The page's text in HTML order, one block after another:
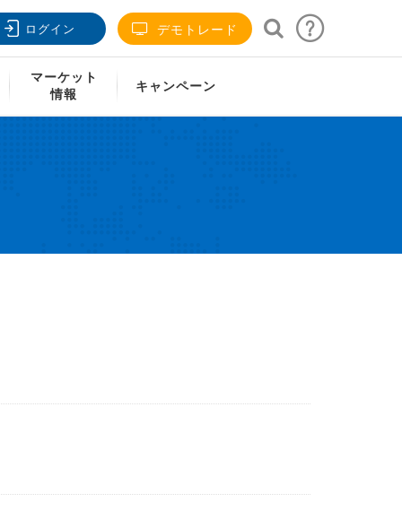
ログイン デモトレード
マーケット
情報
キャンペーン